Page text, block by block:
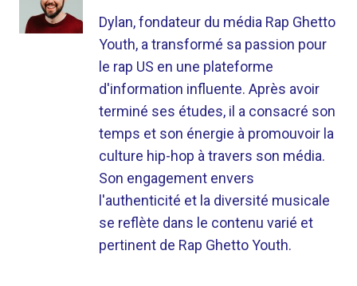
Dylan, fondateur du média Rap Ghetto
Youth, a transformé sa passion pour
le rap US en une plateforme
d'information influente. Après avoir
terminé ses études, il a consacré son
temps et son énergie à promouvoir la
culture hip-hop à travers son média.
Son engagement envers
l'authenticité et la diversité musicale
se reflète dans le contenu varié et
pertinent de Rap Ghetto Youth.